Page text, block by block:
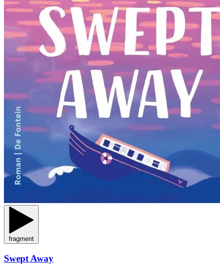
fragment
Swept Away